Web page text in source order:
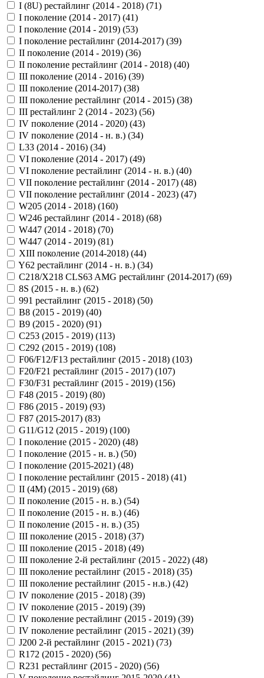
I (8U) рестайлинг (2014 - 2018) (71)
I поколение (2014 - 2017) (41)
I поколение (2014 - 2019) (53)
I поколение рестайлинг (2014-2017) (39)
II поколение (2014 - 2019) (36)
II поколение рестайлинг (2014 - 2018) (40)
III поколение (2014 - 2016) (39)
III поколение (2014-2017) (38)
III поколение рестайлинг (2014 - 2015) (38)
III рестайлинг 2 (2014 - 2023) (56)
IV поколение (2014 - 2020) (43)
IV поколение (2014 - н. в.) (34)
L33 (2014 - 2016) (34)
VI поколение (2014 - 2017) (49)
VI поколение рестайлинг (2014 - н. в.) (40)
VII поколение рестайлинг (2014 - 2017) (48)
VII поколение рестайлинг (2014 - 2023) (47)
W205 (2014 - 2018) (160)
W246 рестайлинг (2014 - 2018) (68)
W447 (2014 - 2018) (70)
W447 (2014 - 2019) (81)
XIII поколение (2014-2018) (44)
Y62 рестайлинг (2014 - н. в.) (34)
С218/X218 CLS63 AMG рестайлинг (2014-2017) (69)
8S (2015 - н. в.) (62)
991 рестайлинг (2015 - 2018) (50)
B8 (2015 - 2019) (40)
B9 (2015 - 2020) (91)
C253 (2015 - 2019) (113)
C292 (2015 - 2019) (108)
F06/F12/F13 рестайлинг (2015 - 2018) (103)
F20/F21 рестайлинг (2015 - 2017) (107)
F30/F31 рестайлинг (2015 - 2019) (156)
F48 (2015 - 2019) (80)
F86 (2015 - 2019) (93)
F87 (2015-2017) (83)
G11/G12 (2015 - 2019) (100)
I поколение (2015 - 2020) (48)
I поколение (2015 - н. в.) (50)
I поколение (2015-2021) (48)
I поколение рестайлинг (2015 - 2018) (41)
II (4M) (2015 - 2019) (68)
II поколение (2015 - н. в.) (54)
II поколение (2015 - н. в.) (46)
II поколение (2015 - н. в.) (35)
III поколение (2015 - 2018) (37)
III поколение (2015 - 2018) (49)
III поколение 2-й рестайлинг (2015 - 2022) (48)
III поколение рестайлинг (2015 - 2018) (35)
III поколение рестайлинг (2015 - н.в.) (42)
IV поколение (2015 - 2018) (39)
IV поколение (2015 - 2019) (39)
IV поколение рестайлинг (2015 - 2019) (39)
IV поколение рестайлинг (2015 - 2021) (39)
J200 2-й рестайлинг (2015 - 2021) (73)
R172 (2015 - 2020) (56)
R231 рестайлинг (2015 - 2020) (56)